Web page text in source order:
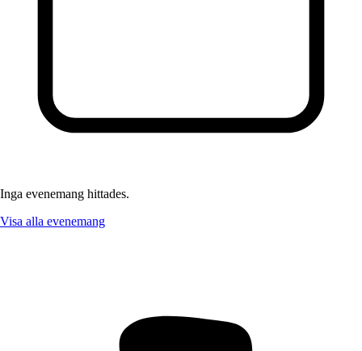
Inga evenemang hittades.
Visa alla evenemang